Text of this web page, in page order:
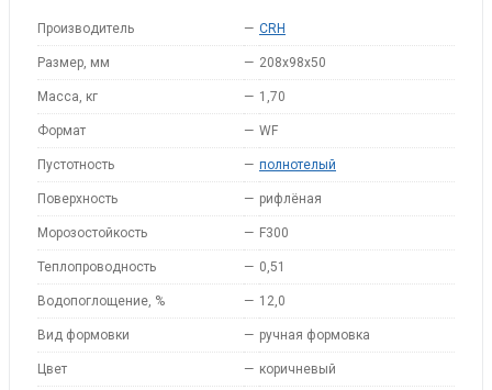
Производитель — CRH
Размер, мм — 208x98x50
Масса, кг — 1,70
Формат — WF
Пустотность — полнотелый
Поверхность — рифлёная
Морозостойкость — F300
Теплопроводность — 0,51
Водопоглощение, % — 12,0
Вид формовки — ручная формовка
Цвет — коричневый